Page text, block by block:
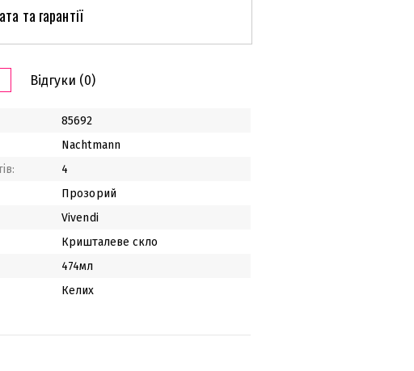
та гарантії
Відгуки (0)
85692
Nachtmann
4
Прозорий
Vivendi
Кришталеве скло
474мл
Келих